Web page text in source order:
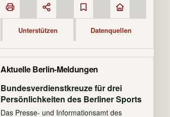
Unterstützen Datenquellen
Aktuelle Berlin-Meldungen
Bundesverdienstkreuze für drei
Persönlichkeiten des Berliner Sports
Das Presse- und Informationsamt des